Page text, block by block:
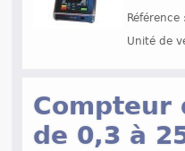
Unité de
Compteur
de 0,3 à